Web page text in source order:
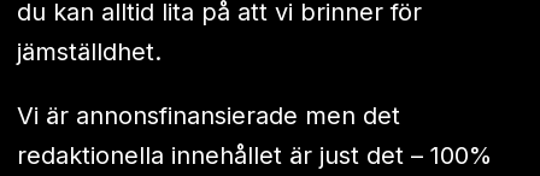
du kan alltid lita på att vi brinner för
jämställdhet.
Vi är annonsfinansierade men det
redaktionella innehållet är just det – 100%